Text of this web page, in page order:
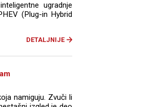
ugradnje
(Plug-in Hybrid
DETALJNIJE
namiguju. Zvuči li